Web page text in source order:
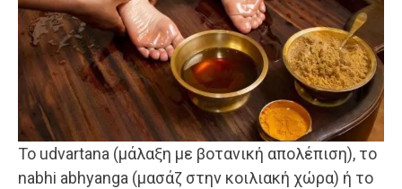
Το udvartana (μάλαξη με βοτανική απολέπιση), το
nabhi abhyanga (μασάζ στην κοιλιακή χώρα) ή το